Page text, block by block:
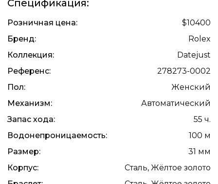
Спецификация:
Розничная цена:
$10400
Бренд:
Rolex
Коллекция:
Datejust
Референс:
278273-0002
Пол:
Женский
Механизм:
Автоматический
Запас хода:
55 ч.
Водонепроницаемость:
100 м
Размер:
31 мм
Корпус:
Сталь, Жёлтое золото